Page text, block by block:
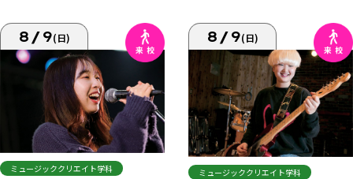
8/9(日)
ミュージッククリエイト学科
8/9(日)
ミュージッククリエイト学科